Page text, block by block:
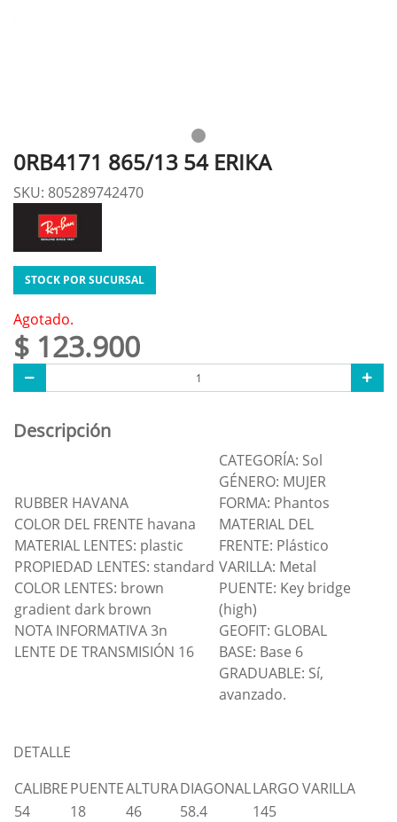
0RB4171 865/13 54 ERIKA
SKU: 805289742470
STOCK POR SUCURSAL
Agotado.
$ 123.900
Descripción
RUBBER HAVANA
COLOR DEL FRENTE havana
MATERIAL LENTES: plastic
PROPIEDAD LENTES: standard
COLOR LENTES: brown
gradient dark brown
NOTA INFORMATIVA 3n
LENTE DE TRANSMISIÓN 16
CATEGORÍA: Sol
GÉNERO: MUJER
FORMA: Phantos
MATERIAL DEL
FRENTE: Plástico
VARILLA: Metal
PUENTE: Key bridge
(high)
GEOFIT: GLOBAL
BASE: Base 6
GRADUABLE: Sí,
avanzado.
DETALLE
CALIBREPUENTEALTURADIAGONALLARGO VARILLA
54
18 46 58.4 145